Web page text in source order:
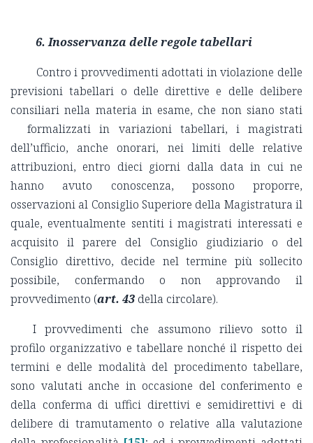
6.Inosservanza delle regole tabellari
Contro i provvedimenti adottati in violazione delle
previsioni tabellari o delle direttive e delle delibere
consiliari nella materia in esame, che non siano stati
formalizzati in variazioni tabellari, i magistrati
dell’ufficio, anche onorari, nei limiti delle relative
attribuzioni, entro dieci giorni dalla data in cui ne
hanno avuto conoscenza, possono proporre,
osservazioni al Consiglio Superiore della Magistratura il
quale, eventualmente sentiti i magistrati interessati e
acquisito il parere del Consiglio giudiziario o del
Consiglio direttivo, decide nel termine più sollecito
possibile, confermando o non approvando il
provvedimento (art. 43 della circolare).
I provvedimenti che assumono rilievo sotto il
profilo organizzativo e tabellare nonché il rispetto dei
termini e delle modalità del procedimento tabellare,
sono valutati anche in occasione del conferimento e
della conferma di uffici direttivi e semidirettivi e di
delibere di tramutamento o relative alla valutazione